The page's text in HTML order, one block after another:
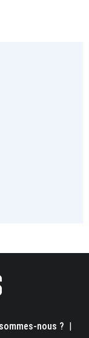
nous ? |